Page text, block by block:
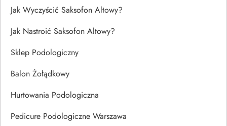
Jak Wyczyścić Saksofon Altowy?
Jak Nastroić Saksofon Altowy?
Sklep Podologiczny
Balon Żołądkowy
Hurtowania Podologiczna
Pedicure Podologiczne Warszawa